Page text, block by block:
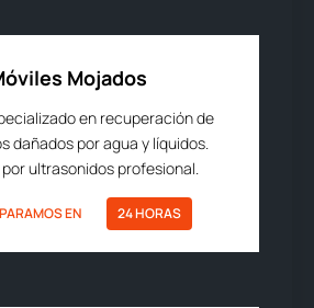
Mojados
en recuperación de
dañados por agua y líquidos.
ultrasonidos profesional.
EN 24 HORAS